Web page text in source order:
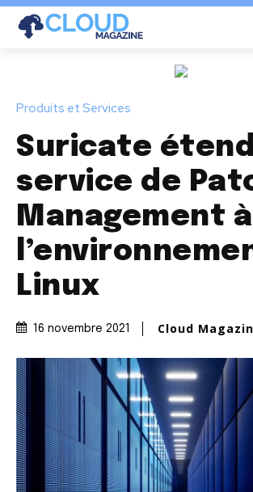
Produits et Services
Suricate
service de
Management à
Linux
16 novembre 2021 Cloud